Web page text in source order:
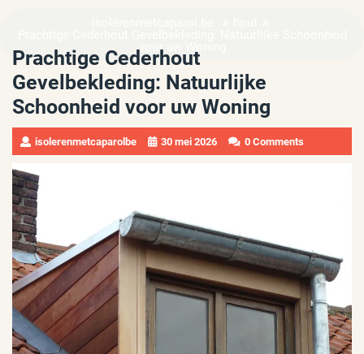
voor uw Woning
Prachtige Cederhout
Gevelbekleding: Natuurlijke
Schoonheid voor uw Woning
isolerenmetcaparolbe 30 mei 2026 0 Comments